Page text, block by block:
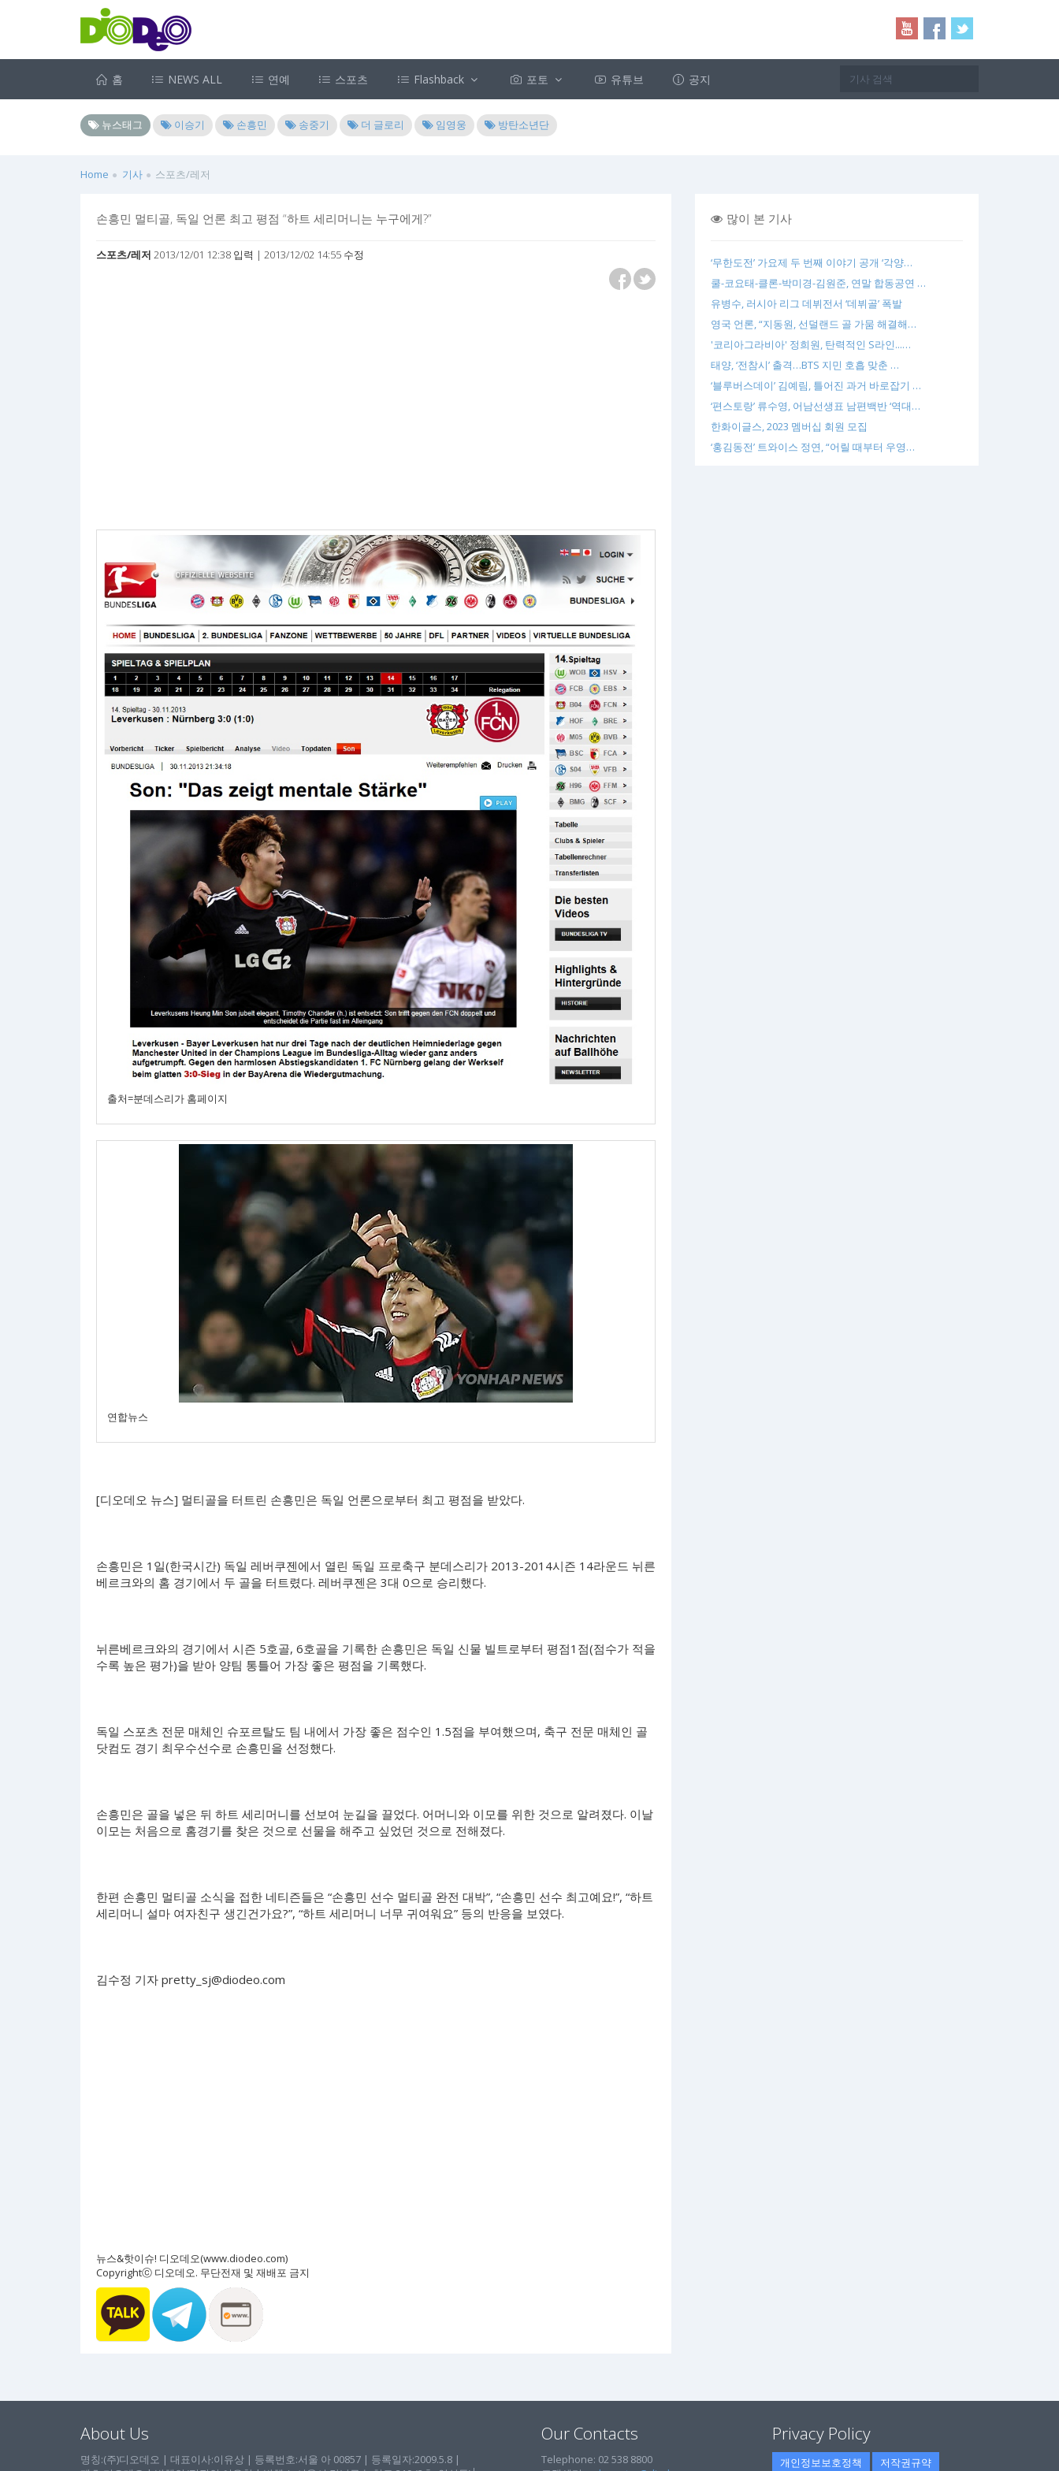
홈 NEWS ALL 연예 스포츠 Flashback 포토 유튜브 공지
뉴스태그 이승기 손흥민 송중기 더 글로리 임영웅 방탄소년단
Home 기사 스포츠/레저
손흥민 멀티골, 독일 언론 최고 평점 “하트 세리머니는 누구에게?”
스포츠/레저 2013/12/01 12:38 입력 | 2013/12/02 14:55 수정
출처=분데스리가 홈페이지
연합뉴스
[디오데오 뉴스] 멀티골을 터트린 손흥민은 독일 언론으로부터 최고 평점을 받았다.
손흥민은 1일(한국시간) 독일 레버쿠젠에서 열린 독일 프로축구 분데스리가 2013-2014시즌 14라운드 뉘른
베르크와의 홈 경기에서 두 골을 터트렸다. 레버쿠젠은 3대 0으로 승리했다.
뉘른베르크와의 경기에서 시즌 5호골, 6호골을 기록한 손흥민은 독일 신물 빌트로부터 평점1점(점수가 적을
수록 높은 평가)을 받아 양팀 통틀어 가장 좋은 평점을 기록했다.
독일 스포츠 전문 매체인 슈포르탈도 팀 내에서 가장 좋은 점수인 1.5점을 부여했으며, 축구 전문 매체인 골
닷컴도 경기 최우수선수로 손흥민을 선정했다.
손흥민은 골을 넣은 뒤 하트 세리머니를 선보여 눈길을 끌었다. 어머니와 이모를 위한 것으로 알려졌다. 이날
이모는 처음으로 홈경기를 찾은 것으로 선물을 해주고 싶었던 것으로 전해졌다.
한편 손흥민 멀티골 소식을 접한 네티즌들은 “손흥민 선수 멀티골 완전 대박”, “손흥민 선수 최고예요!”, “하트
세리머니 설마 여자친구 생긴건가요?”, “하트 세리머니 너무 귀여워요” 등의 반응을 보였다.
김수정 기자 pretty_sj@diodeo.com
뉴스&핫이슈! 디오데오(www.diodeo.com)
Copyrightⓒ 디오데오. 무단전재 및 재배포 금지
많이 본 기사
‘무한도전’ 가요제 두 번째 이야기 공개 ‘각양…
쿨-코요태-클론-박미경-김원준, 연말 합동공연 …
유병수, 러시아 리그 데뷔전서 ‘데뷔골’ 폭발
영국 언론, “지동원, 선덜랜드 골 가뭄 해결해…
'코리아그라비아' 정희원, 탄력적인 S라인...…
태양, ‘전참시’ 출격…BTS 지민 호흡 맞춘 …
‘블루버스데이’ 김예림, 틀어진 과거 바로잡기 …
‘편스토랑’ 류수영, 어남선생표 남편백반 ‘역대…
한화이글스, 2023 멤버십 회원 모집
‘홍김동전’ 트와이스 정연, “어릴 때부터 우영…
About Us
명칭:(주)디오데오 | 대표이사:이유상 | 등록번호:서울 아 00857 | 등록일자:2009.5.8 |
Our Contacts
Telephone: 02 538 8800
Privacy Policy
개인정보보호정책 저작권규약